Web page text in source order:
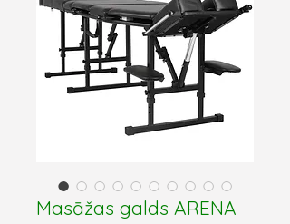
Masāžas galds ARENA